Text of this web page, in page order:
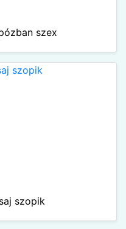
szex
szopik